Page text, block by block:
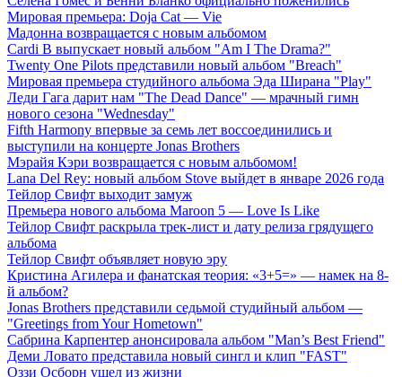
Мировая премьера: Doja Cat — Vie
Мадонна возвращается с новым альбомом
Cardi B выпускает новый альбом "Am I The Drama?"
Twenty One Pilots представили новый альбом "Breach"
Мировая премьера студийного альбома Эда Ширана "Play"
Леди Гага дарит нам "The Dead Dance" — мрачный гимн
нового сезона "Wednesday"
Fifth Harmony впервые за семь лет воссоединились и
выступили на концерте Jonas Brothers
Мэрайя Кэри возвращается с новым альбомом!
Lana Del Rey: новый альбом Stove выйдет в январе 2026 года
Тейлор Свифт выходит замуж
Премьера нового альбома Maroon 5 — Love Is Like
Тейлор Свифт раскрыла трек-лист и дату релиза грядущего
альбома
Тейлор Свифт объявляет новую эру
Кристина Агилера и фанатская теория: «3+5=» — намек на 8-
й альбом?
Jonas Brothers представили седьмой студийный альбом —
"Greetings from Your Hometown"
Сабрина Карпентер анонсировала альбом "Man’s Best Friend"
Деми Ловато представила новый сингл и клип "FAST"
Оззи Осборн ушел из жизни